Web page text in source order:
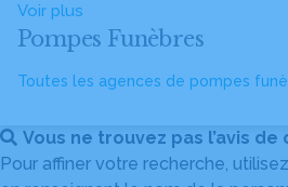
Voir plus
Pompes Funèbres
Toutes les agences de pompes
Vous ne trouvez pas l’avis
Pour affiner votre recherche,